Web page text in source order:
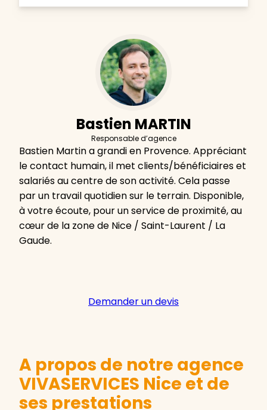
Bastien MARTIN
Responsable d’agence
Bastien Martin a grandi en Provence. Appréciant
le contact humain, il met clients/bénéficiaires et
salariés au centre de son activité. Cela passe
par un travail quotidien sur le terrain. Disponible,
à votre écoute, pour un service de proximité, au
cœur de la zone de Nice / Saint-Laurent / La
Gaude.
Demander un devis
A propos de notre agence
VIVASERVICES Nice et de
ses prestations